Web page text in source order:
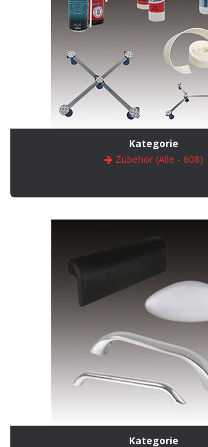
Kategorie
Zubehör (Alle - 608)
Kategorie